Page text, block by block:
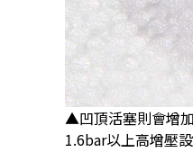
▲凹頂活塞則會增
1.6bar以上高增壓